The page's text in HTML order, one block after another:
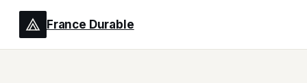
France Durable